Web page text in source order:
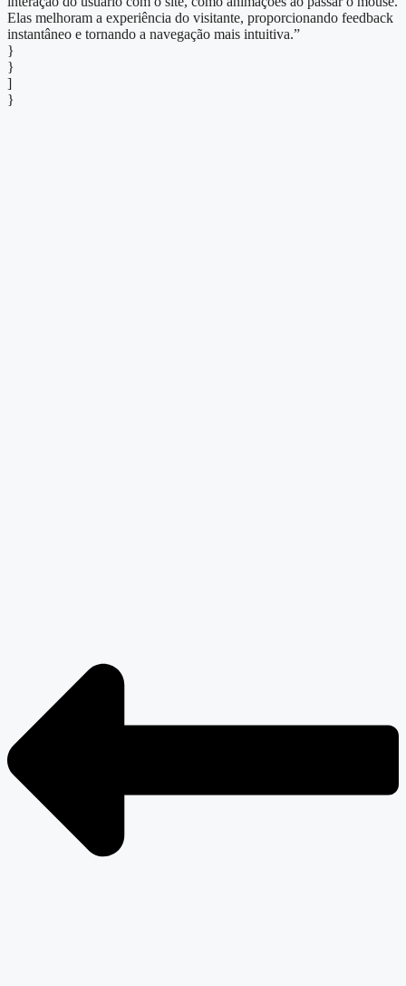
Elas melhoram a experiência do visitante, proporcionando feedback
instantâneo e tornando a navegação mais intuitiva.”
}
}
]
}